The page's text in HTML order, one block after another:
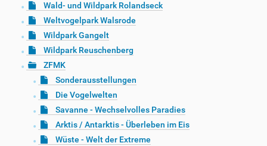
Wald- und Wildpark Rolandseck
Weltvogelpark Walsrode
Wildpark Gangelt
Wildpark Reuschenberg
ZFMK
Sonderausstellungen
Die Vogelwelten
Savanne - Wechselvolles Paradies
Arktis / Antarktis - Überleben im Eis
Wüste - Welt der Extreme